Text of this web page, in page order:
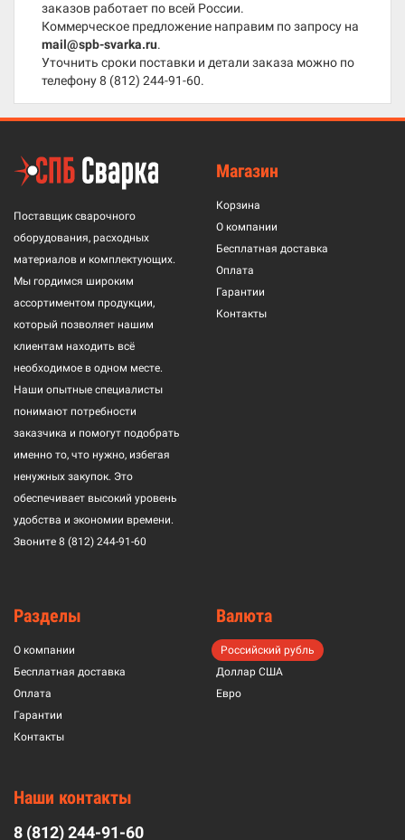
заказов работает по всей России.
Коммерческое предложение направим по запросу на
mail@spb-svarka.ru.
Уточнить сроки поставки и детали заказа можно по
телефону8 (812) 244-91-60.
Поставщик сварочного
оборудования, расходных
материалов и комплектующих.
Мы гордимся широким
ассортиментом продукции,
который позволяет нашим
клиентам находить всё
необходимое в одном месте.
Наши опытные специалисты
понимают потребности
заказчика и помогут подобрать
именно то, что нужно, избегая
ненужных закупок. Это
обеспечивает высокий уровень
удобства и экономии времени.
Звоните 8 (812) 244-91-60
Магазин
Корзина
О компании
Бесплатная доставка
Оплата
Гарантии
Контакты
Разделы
О компании
Бесплатная доставка
Оплата
Гарантии
Контакты
Валюта
Российский рубль
Доллар США
Евро
Наши контакты
8 (812) 244-91-60